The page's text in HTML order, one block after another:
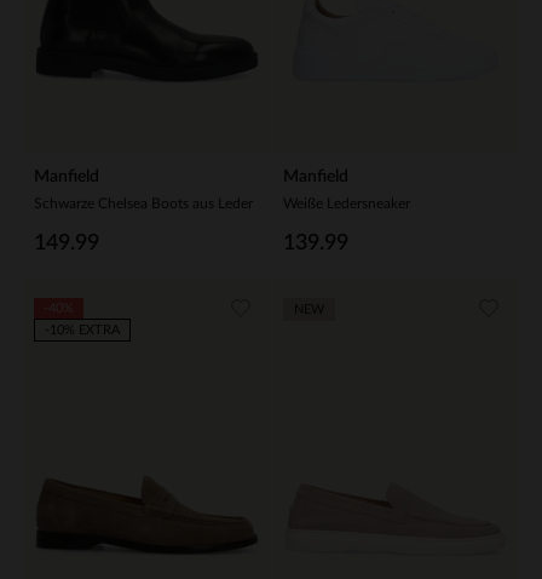
Manfield
Schwarze Chelsea Boots aus Leder
149.99
Manfield
Weiße Ledersneaker
139.99
-10% EXTRA